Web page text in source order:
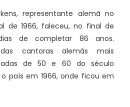
representante alemã no
de 1966, faleceu, no final de
de completar 86 anos.
cantoras alemãs mais
de 50 e 60 do século
país em 1966, onde ficou em